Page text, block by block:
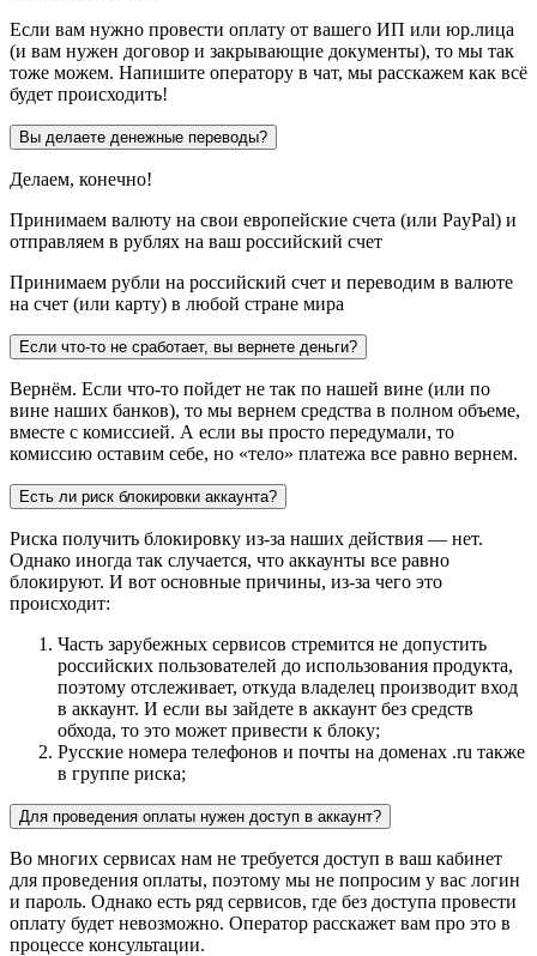
Если вам нужно провести оплату от вашего ИП или юр.лица
(и вам нужен договор и закрывающие документы), то мы так
тоже можем. Напишите оператору в чат, мы расскажем как всё
будет происходить!
Вы делаете денежные переводы?
Делаем, конечно!
Принимаем валюту на свои европейские счета (или PayPal) и
отправляем в рублях на ваш российский счет
Принимаем рубли на российский счет и переводим в валюте
на счет (или карту) в любой стране мира
Если что-то не сработает, вы вернете деньги?
Вернём. Если что-то пойдет не так по нашей вине (или по
вине наших банков), то мы вернем средства в полном объеме,
вместе с комиссией. А если вы просто передумали, то
комиссию оставим себе, но «тело» платежа все равно вернем.
Есть ли риск блокировки аккаунта?
Риска получить блокировку из-за наших действия — нет.
Однако иногда так случается, что аккаунты все равно
блокируют. И вот основные причины, из-за чего это
происходит:
Часть зарубежных сервисов стремится не допустить
российских пользователей до использования продукта,
поэтому отслеживает, откуда владелец производит вход
в аккаунт. И если вы зайдете в аккаунт без средств
обхода, то это может привести к блоку;
Русские номера телефонов и почты на доменах .ru также
в группе риска;
Для проведения оплаты нужен доступ в аккаунт?
Во многих сервисах нам не требуется доступ в ваш кабинет
для проведения оплаты, поэтому мы не попросим у вас логин
и пароль. Однако есть ряд сервисов, где без доступа провести
оплату будет невозможно. Оператор расскажет вам про это в
процессе консультации.